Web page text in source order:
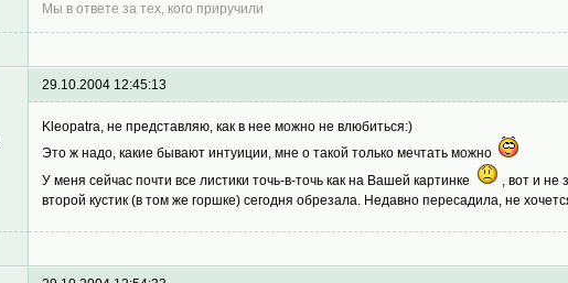
Мы в ответе за тех, кого приручили
29.10.2004 12:45:13
Kleopatra, не представляю, как в нее можно не влюбиться:)
Это ж надо, какие бывают интуиции, мне о такой только мечтать можно
У меня сейчас почти все листики точь-в-точь как на Вашей картинке
, вот и не
второй кустик (в том же горшке) сегодня обрезала. Недавно пересадила, не